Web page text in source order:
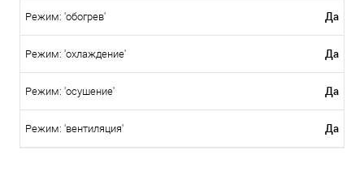
Режим: 'обогрев' Да
Режим: 'охлаждение' Да
Режим: 'осушение' Да
Режим: 'вентиляция' Да